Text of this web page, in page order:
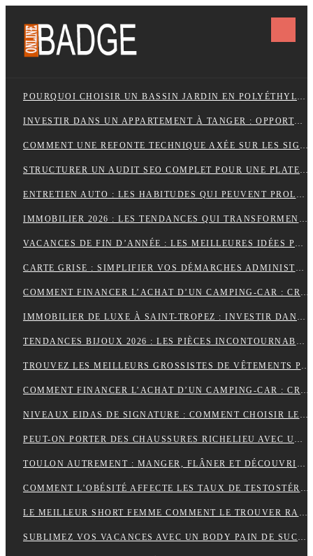
POURQUOI CHOISIR UN BASSIN JARDIN EN POLYÉTHYLÈNE FERME ?
INVESTIR DANS UN APPARTEMENT À TANGER : OPPORTUNITÉS ET POINTS ESSENTIELS À CONNAÎTRE
COMMENT UNE REFONTE TECHNIQUE AXÉE SUR LES SIGNAUX WEB ESSENTIELS A BOOSTÉ LES VENTES D’UNE BOUTIQUE EN LIGNE
STRUCTURER UN AUDIT SEO COMPLET POUR UNE PLATEFORME E-COMMERCE INTERNATIONALE
ENTRETIEN AUTO : LES HABITUDES QUI PEUVENT PROLONGER LA VIE DE VOTRE VÉHICULE
IMMOBILIER 2026 : LES TENDANCES QUI TRANSFORMENT LE MARCHÉ DE LA LOCATION
VACANCES DE FIN D’ANNÉE : LES MEILLEURES IDÉES POUR CÉLÉBRER LES FÊTES
CARTE GRISE : SIMPLIFIER VOS DÉMARCHES ADMINISTRATIVES
COMMENT FINANCER L’ACHAT D’UN CAMPING-CAR : CRÉDIT, LEASING OU PAIEMENT COMPTANT ?
IMMOBILIER DE LUXE À SAINT-TROPEZ : INVESTIR DANS UN ART DE VIVRE
TENDANCES BIJOUX 2026 : LES PIÈCES INCONTOURNABLES À PORTER CETTE ANNÉE
TROUVEZ LES MEILLEURS GROSSISTES DE VÊTEMENTS PAT PATROUILLE POUR BOOSTER VOTRE ACTIVITÉ DE REVENTE RENTABLE
COMMENT FINANCER L’ACHAT D’UN CAMPING-CAR : CRÉDIT, LEASING OU PAIEMENT COMPTANT ?
NIVEAUX EIDAS DE SIGNATURE : COMMENT CHOISIR LE BON NIVEAU POUR SÉCURISER VOS DOCUMENTS
PEUT-ON PORTER DES CHAUSSURES RICHELIEU AVEC UN JEAN ?
TOULON AUTREMENT : MANGER, FLÂNER ET DÉCOUVRIR LES VRAIES BONNES ADRESSES
COMMENT L’OBÉSITÉ AFFECTE LES TAUX DE TESTOSTÉRONE ET LA LIBIDO MASCULINE
LE MEILLEUR SHORT FEMME COMMENT LE TROUVER RAPIDEMENT ET EFFICACEMENT
SUBLIMEZ VOS VACANCES AVEC UN BODY PAIN DE SUCRE PARFAIT POUR UN LOOK ÉLÉGANT EN VOYAGE